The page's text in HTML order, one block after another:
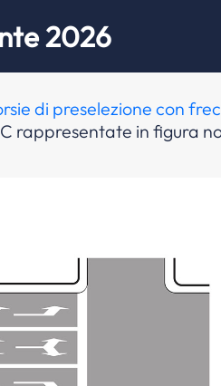
2026
di preselezione con
C rappresentate in figura